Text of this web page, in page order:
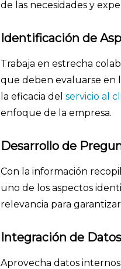
de las necesidades y
Identificación de
Trabaja en estrecha
que deben evaluarse en
la eficacia del servicio al
enfoque de la empresa.
Desarrollo de
Con la información
uno de los aspectos
relevancia para
Integración de
Aprovecha datos